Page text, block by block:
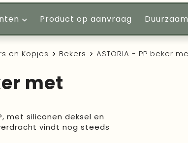
Product op aanvraag
en Kopjes Bekers ASTORIA - PP beker
met
met siliconen deksel en
vindt nog steeds